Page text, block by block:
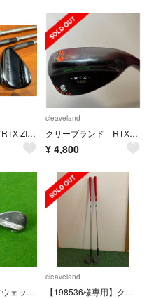
クリーブランドRTX ZIPCORE ブラックサテンウェッジ
cleaveland
クリーブランド RTX588 ROTEX2.0 52/10
¥ 4,800
クリーブランドウェッジ50&56
cleaveland
【198536様専用】クリーブランド ウェッジ